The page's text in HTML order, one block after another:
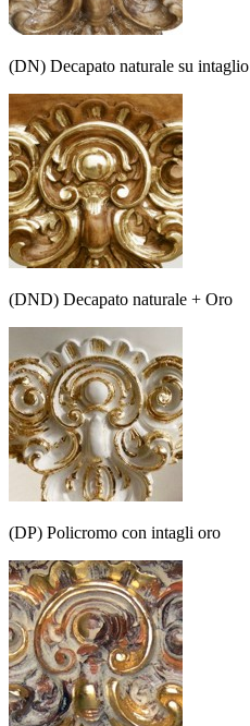
(DN) Decapato naturale su intaglio
(DND) Decapato naturale + Oro
(DP) Policromo con intagli oro